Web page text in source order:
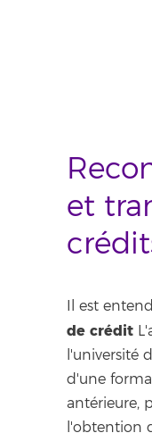
et
Il est
de crédit
l'université
d'une
antérieure,
l'obtention